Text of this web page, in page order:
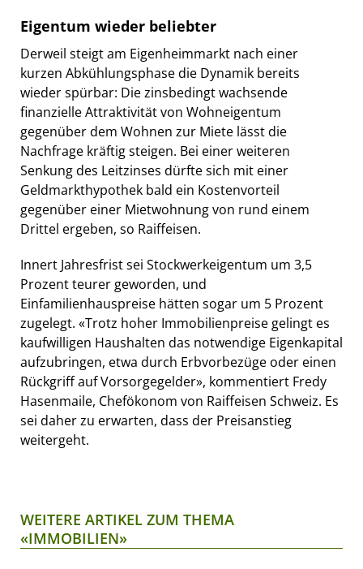
Eigentum wieder beliebter
Derweil steigt am Eigenheimmarkt nach einer
kurzen Abkühlungsphase die Dynamik bereits
wieder spürbar: Die zinsbedingt wachsende
finanzielle Attraktivität von Wohneigentum
gegenüber dem Wohnen zur Miete lässt die
Nachfrage kräftig steigen. Bei einer weiteren
Senkung des Leitzinses dürfte sich mit einer
Geldmarkthypothek bald ein Kostenvorteil
gegenüber einer Mietwohnung von rund einem
Drittel ergeben, so Raiffeisen.
Innert Jahresfrist sei Stockwerkeigentum um 3,5
Prozent teurer geworden, und
Einfamilienhauspreise hätten sogar um 5 Prozent
zugelegt. «Trotz hoher Immobilienpreise gelingt es
kaufwilligen Haushalten das notwendige Eigenkapital
aufzubringen, etwa durch Erbvorbezüge oder einen
Rückgriff auf Vorsorgegelder», kommentiert Fredy
Hasenmaile, Chefökonom von Raiffeisen Schweiz. Es
sei daher zu erwarten, dass der Preisanstieg
weitergeht.
WEITERE ARTIKEL ZUM THEMA
«IMMOBILIEN»